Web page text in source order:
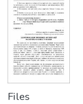
Files